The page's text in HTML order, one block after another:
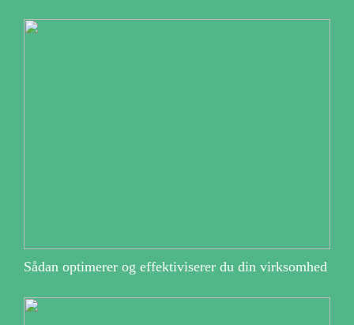
Sådan optimerer og effektiviserer du din virksomhed